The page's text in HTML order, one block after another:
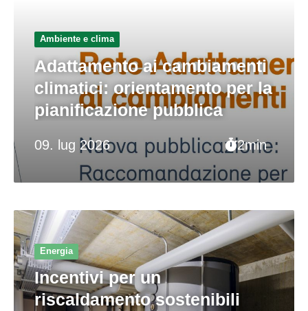
09. lug 2026 2min
Ambiente e clima
Adattamento ai cambiamenti
climatici: orientamento per la
pianificazione pubblica
Energia
Incentivi per un
riscaldamento sostenibili